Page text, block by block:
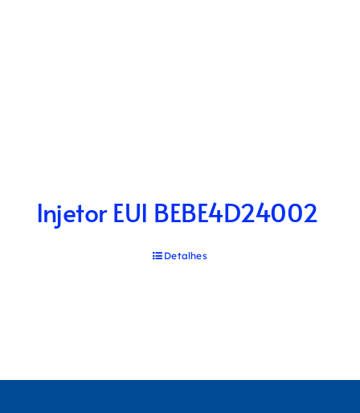
Injetor EUI BEBE4D24002
Detalhes